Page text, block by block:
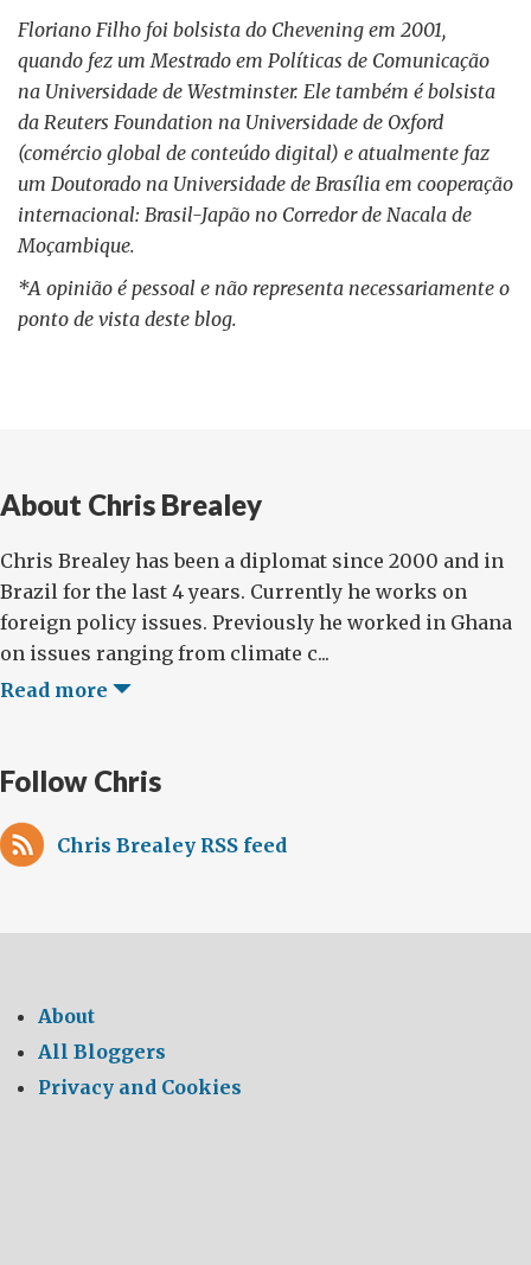
Floriano Filho foi bolsista do Chevening em 2001,
quando fez um Mestrado em Políticas de Comunicação
na Universidade de Westminster. Ele também é bolsista
da Reuters Foundation na Universidade de Oxford
(comércio global de conteúdo digital) e atualmente faz
um Doutorado na Universidade de Brasília em cooperação
internacional: Brasil-Japão no Corredor de Nacala de
Moçambique.
*A opinião é pessoal e não representa necessariamente o
ponto de vista deste blog.
About Chris Brealey
Chris Brealey has been a diplomat since 2000 and in
Brazil for the last 4 years. Currently he works on
foreign policy issues. Previously he worked in Ghana
on issues ranging from climate c...
Read more
Follow Chris
Chris Brealey RSS feed
About
All Bloggers
Privacy and Cookies